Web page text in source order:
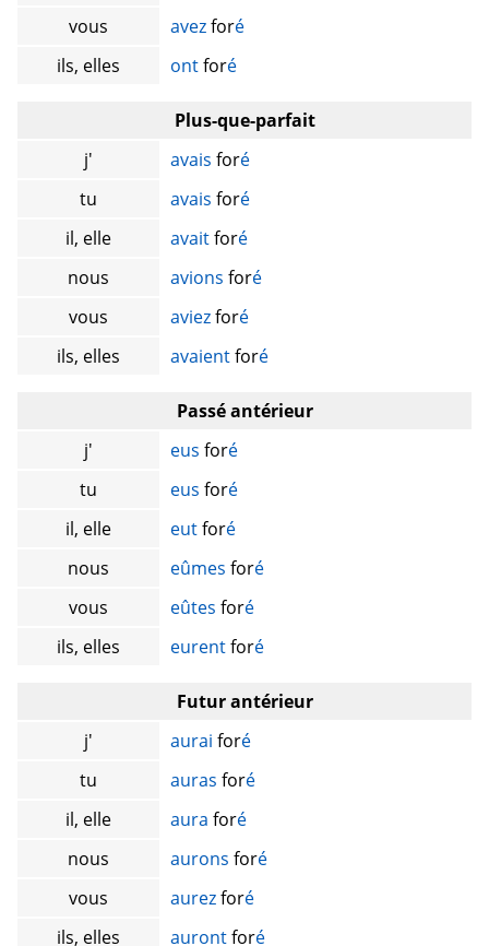
vous
avezforé
ils, elles
ontforé
Plus-que-parfait
j'
avais foré
tu
avais foré
il, elle
avaitforé
nous
avions foré
vous
aviezforé
ils, elles
avaientforé
Passé antérieur
j'
eus foré
tu
eus foré
il, elle
eutforé
nous
eûmes foré
vous
eûtes foré
ils, elles
eurentforé
Futur antérieur
j'
aurai foré
tu
auras foré
il, elle
aura foré
nous
aurons foré
vous
aurezforé
ils, elles
aurontforé